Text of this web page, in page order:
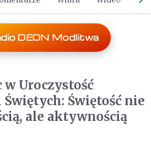
DEON Modlitwa
w Uroczystość
Świętość nie
ale aktywnością